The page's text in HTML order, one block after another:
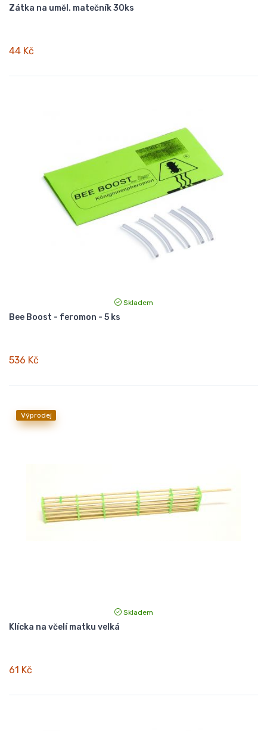
Zátka na uměl. matečník 30ks
44 Kč
Skladem
Bee Boost - feromon - 5 ks
536 Kč
Výprodej
Skladem
Klícka na včelí matku velká
61 Kč